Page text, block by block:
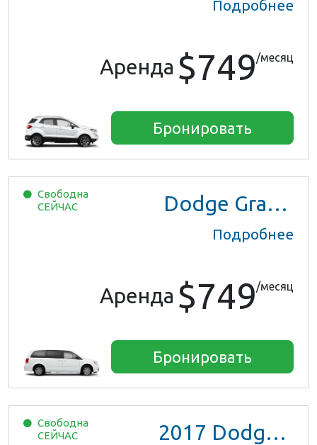
Подробнее
Аренда $749/месяц
Бронировать
Свободна
СЕЙЧАС
Dodge Grand Caravan
Подробнее
Аренда $749/месяц
Бронировать
Свободна
СЕЙЧАС
2017 Dodge Grand Caravan GT